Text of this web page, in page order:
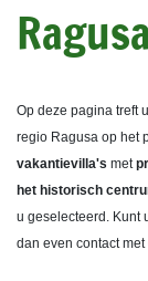
Op deze pagina treft
regio Ragusa op het
vakantievilla's met
het historisch
u geselecteerd. Kunt
dan even contact met